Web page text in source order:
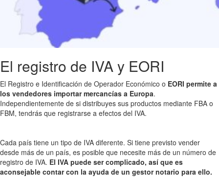
El registro de IVA y EORI
El Registro e Identificación de Operador Económico o EORI permite a
los vendedores importar mercancías a Europa.
Independientemente de si distribuyes sus productos mediante FBA o
FBM, tendrás que registrarse a efectos del IVA.
Cada país tiene un tipo de IVA diferente. Si tiene previsto vender
desde más de un país, es posible que necesite más de un número de
registro de IVA. El IVA puede ser complicado, así que es
aconsejable contar con la ayuda de un gestor notario para ello.